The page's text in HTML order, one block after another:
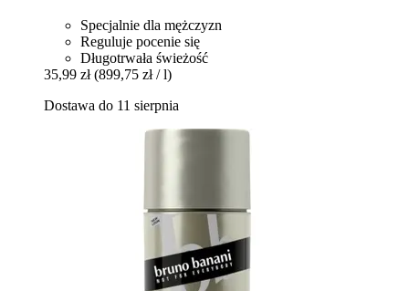
Specjalnie dla mężczyzn
Reguluje pocenie się
Długotrwała świeżość
35,99 zł (899,75 zł / l)
Dostawa do 11 sierpnia